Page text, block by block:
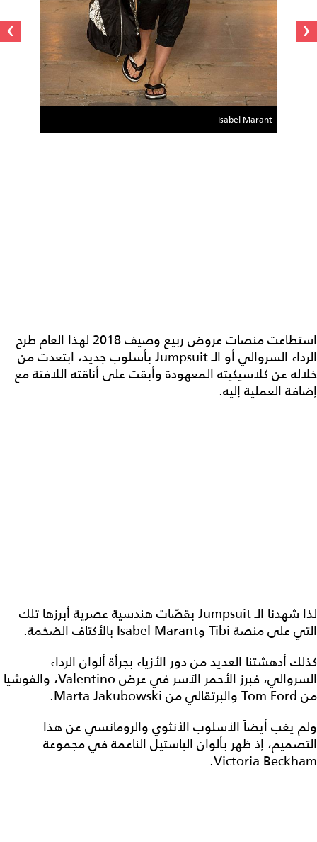
Isabel Marant
‹
›
استطاعت منصات عروض ربيع وصيف 2018 لهذا العام طرح
الرداء السروالي أو الـ Jumpsuit بأسلوب جديد، ابتعدت من
خلاله عن كلاسيكيته المعهودة وأبقت على أناقته اللافتة مع
إضافة العملية إليه.
لذا شهدنا الـ Jumpsuit بقصّات هندسية عصرية أبرزها تلك
التي على منصة Tibi وIsabel Marant بالأكتاف الضخمة.
كذلك أدهشتنا العديد من دور الأزياء بجرأة ألوان الرداء
السروالي، فبرز الأحمر الآسر في عرض Valentino، والفوشيا
من Tom Ford والبرتقالي من Marta Jakubowski.
ولم يغب أيضاً الأسلوب الأنثوي والرومانسي عن هذا
التصميم، إذ ظهر بألوان الباستيل الناعمة في مجموعة
Victoria Beckham.